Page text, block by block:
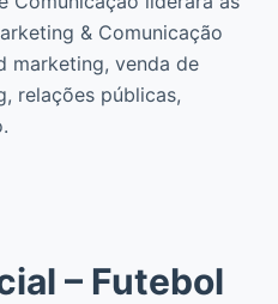
& Comunicação
marketing, venda de
relações públicas,
– Futebol